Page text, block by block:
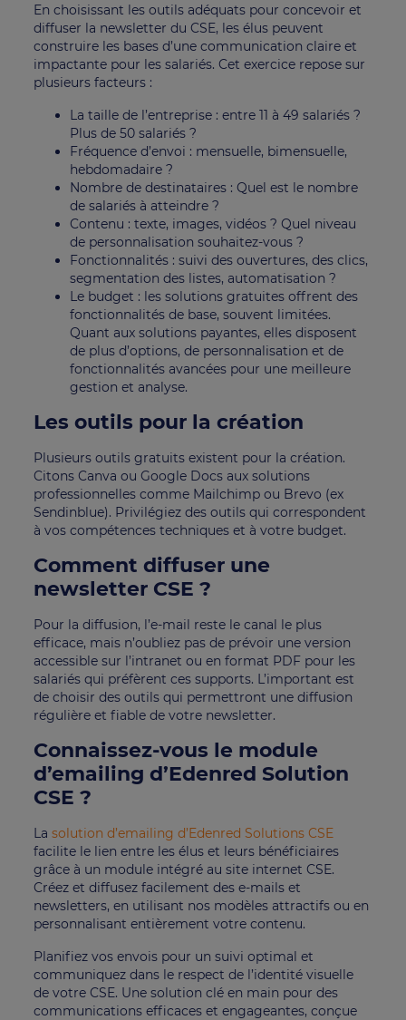
En choisissant les outils adéquats pour concevoir et
diffuser la newsletter du CSE, les élus peuvent
construire les bases d’une communication claire et
impactante pour les salariés. Cet exercice repose sur
plusieurs facteurs :
La taille de l’entreprise : entre 11 à 49 salariés ?
Plus de 50 salariés ?
Fréquence d’envoi : mensuelle, bimensuelle,
hebdomadaire ?
Nombre de destinataires : Quel est le nombre
de salariés à atteindre ?
Contenu : texte, images, vidéos ? Quel niveau
de personnalisation souhaitez-vous ?
Fonctionnalités : suivi des ouvertures, des clics,
segmentation des listes, automatisation ?
Le budget : les solutions gratuites offrent des
fonctionnalités de base, souvent limitées.
Quant aux solutions payantes, elles disposent
de plus d’options, de personnalisation et de
fonctionnalités avancées pour une meilleure
gestion et analyse.
Les outils pour la création
Plusieurs outils gratuits existent pour la création.
Citons Canva ou Google Docs aux solutions
professionnelles comme Mailchimp ou Brevo (ex
Sendinblue). Privilégiez des outils qui correspondent
à vos compétences techniques et à votre budget.
Comment diffuser une
newsletter CSE ?
Pour la diffusion, l’e-mail reste le canal le plus
efficace, mais n’oubliez pas de prévoir une version
accessible sur l’intranet ou en format PDF pour les
salariés qui préfèrent ces supports. L’important est
de choisir des outils qui permettront une diffusion
régulière et fiable de votre newsletter.
Connaissez-vous le module
d’emailing d’Edenred Solution
CSE ?
Lasolution d’emailing d’Edenred Solutions CSE
facilite le lien entre les élus et leurs bénéficiaires
grâce à un module intégré au site internet CSE.
Créez et diffusez facilement des e-mails et
newsletters, en utilisant nos modèles attractifs ou en
personnalisant entièrement votre contenu.
Planifiez vos envois pour un suivi optimal et
communiquez dans le respect de l’identité visuelle
de votre CSE. Une solution clé en main pour des
communications efficaces et engageantes, conçue